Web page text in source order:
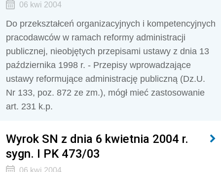
06 kwi 2004
Do przekształceń organizacyjnych i kompetencyjnych
pracodawców w ramach reformy administracji
publicznej, nieobjętych przepisami ustawy z dnia 13
października 1998 r. - Przepisy wprowadzające
ustawy reformujące administrację publiczną (Dz.U.
Nr 133, poz. 872 ze zm.), mógł mieć zastosowanie
art. 231 k.p.
Wyrok SN z dnia 6 kwietnia 2004 r.
sygn. I PK 473/03
06 kwi 2004